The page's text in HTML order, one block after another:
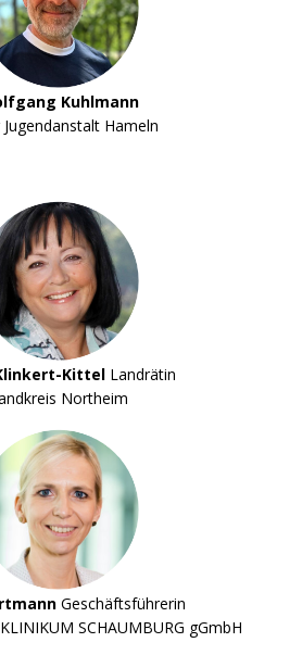
Kuhlmann
Hameln
Kittel Landrätin
Northeim
Geschäftsführerin
SCHAUMBURG gGmbH